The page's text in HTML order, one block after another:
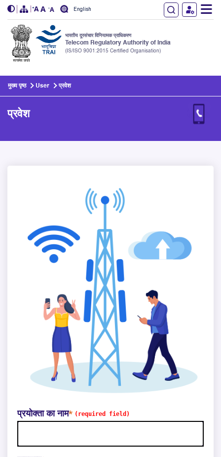
English
भारतीय दूरसंचार विनियामक प्राधिकरण
Telecom Regulatory Authority of India
(IS/ISO 9001:2015 Certified Organisation)
मुख्य पृष्ठ User प्रवेश
प्रवेश
प्रयोक्ता का नाम